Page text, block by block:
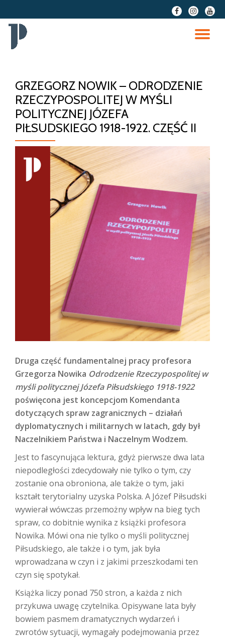
Przeskocz
fa-
facebook
fa-
instagram
fa-
GRZEGORZ NOWIK – ODRODZENIE
RZECZYPOSPOLITEJ W MYŚLI
POLITYCZNEJ JÓZEFA
PIŁSUDSKIEGO 1918-1922. CZĘŚĆ II
Druga część fundamentalnej pracy profesora
Grzegorza Nowika Odrodzenie Rzeczypospolitej w
myśli politycznej Józefa Piłsudskiego 1918-1922
poświęcona jest koncepcjom Komendanta
dotyczących spraw zagranicznych – działań
dyplomatycznych i militarnych w latach, gdy był
Naczelnikiem Państwa i Naczelnym Wodzem.
Jest to fascynująca lektura, gdyż pierwsze dwa lata
niepodległości zdecydowały nie tylko o tym, czy
zostanie ona obroniona, ale także o tym, jaki
kształt terytorialny uzyska Polska. A Józef Piłsudski
wywierał wówczas przemożny wpływ na bieg tych
spraw, co dobitnie wynika z książki profesora
Nowika. Mówi ona nie tylko o myśli politycznej
Piłsudskiego, ale także i o tym, jak była
wprowadzana w czyn i z jakimi przeszkodami ten
czyn się spotykał.
Książka liczy ponad 750 stron, a każda z nich
przykuwa uwagę czytelnika. Opisywane lata były
bowiem pasmem dramatycznych wydarzeń i
zwrotów sytuacji, wymagały podejmowania przez